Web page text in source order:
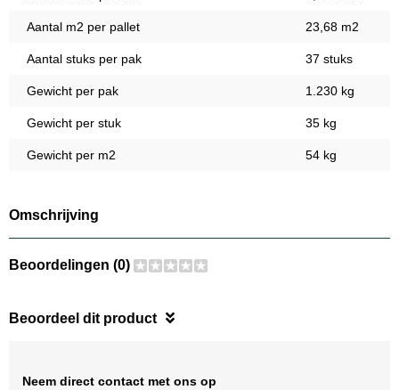
Aantal m2 per pallet 23,68 m2
Aantal stuks per pak 37 stuks
Gewicht per pak 1.230 kg
Gewicht per stuk 35 kg
Gewicht per m2 54 kg
Omschrijving
Beoordelingen (0)
Beoordeel dit product
Neem direct contact met ons op